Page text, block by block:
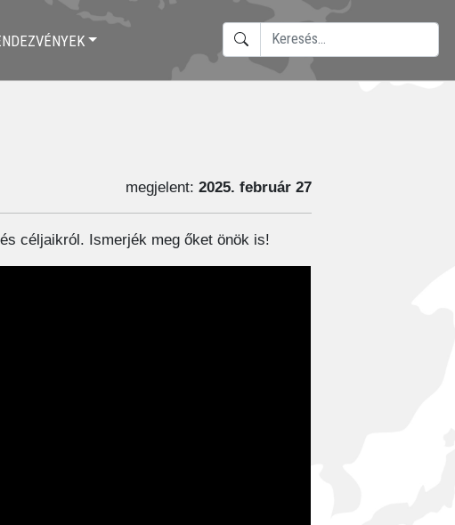
KERESÉS
megjelent: 2025. február 27
céljaikról. Ismerjék meg őket önök is!